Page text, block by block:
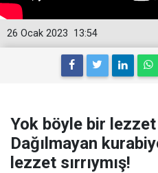
13:54
26 Ocak 2023
Yok böyle bir lezzet
Dağılmayan
lezzet sırrıymış!